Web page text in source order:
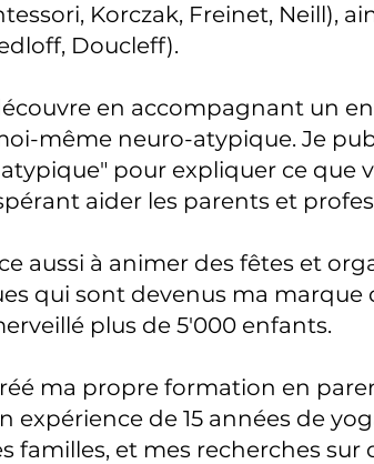
Korczak, Freinet, Neill),
Doucleff).
en accompagnant un
même neuro-atypique. Je
" pour expliquer ce que
aider les parents et
aussi à animer des fêtes et
qui sont devenus ma marque
plus de 5'000 enfants.
ma propre formation en
expérience de 15 années de
familles, et mes recherches sur